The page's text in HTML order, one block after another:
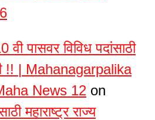
वी पासवर विविध पदांसाठी
!! | Mahanagarpalika
News 12 on
महाराष्ट्र राज्य